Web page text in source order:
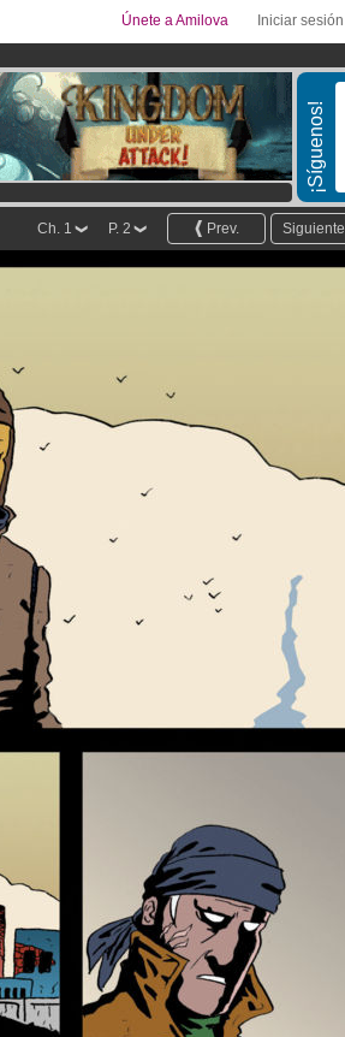
Iniciar sesión
Únete a Amilova
¡Síguenos!
Siguiente
Prev.
P. 2
Ch. 1